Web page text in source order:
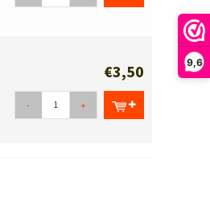
9,6
€3,50
- +